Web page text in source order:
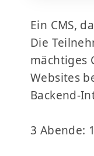
Ein CMS,
Die
mächtiges
Websites
Backend-
3 Abende: